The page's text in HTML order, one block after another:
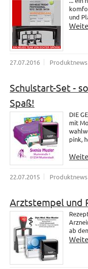
und
27.07.2016 Produktnews
Schulstart-Set -
Spaß!
DIE
mit
pink,
22.07.2015 Produktnews
Arztstempel und
ab